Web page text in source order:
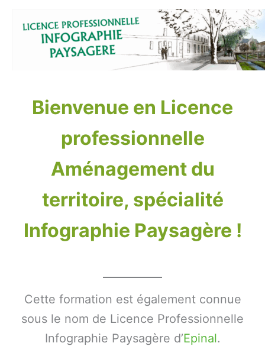
Bienvenue en Licence
professionnelle
Aménagement du
territoire, spécialité
Infographie Paysagère !
Cette formation est également connue
sous le nom de Licence Professionnelle
Infographie Paysagère d’Epinal.